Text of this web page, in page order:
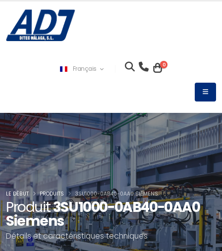
Français 0
Produit3SU1000-0AB40-0AA0
Siemens
Détails et caractéristiques techniques
LE DÉBUT PRODUITS 3SU1000-0AB40-0AA0 SIEMENS